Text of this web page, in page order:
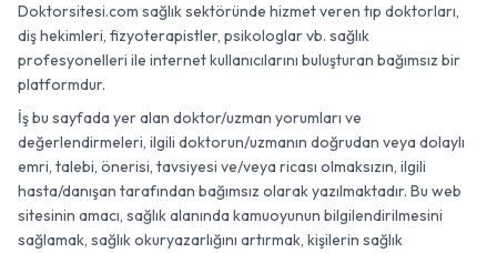
Doktorsitesi.com sağlık sektöründe hizmet veren tıp doktorları,
diş hekimleri, fizyoterapistler, psikologlar vb. sağlık
profesyonelleri ile internet kullanıcılarını buluşturan bağımsız bir
platformdur.
İş bu sayfada yer alan doktor/uzman yorumları ve
değerlendirmeleri, ilgili doktorun/uzmanın doğrudan veya dolaylı
emri, talebi, önerisi, tavsiyesi ve/veya ricası olmaksızın, ilgili
hasta/danışan tarafından bağımsız olarak yazılmaktadır. Bu web
sitesinin amacı, sağlık alanında kamuoyunun bilgilendirilmesini
sağlamak, sağlık okuryazarlığını artırmak, kişilerin sağlık